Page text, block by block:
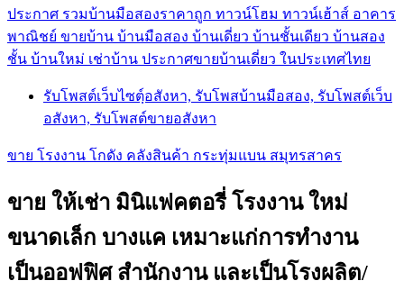
ประกาศ รวมบ้านมือสองราคาถูก ทาวน์โฮม ทาวน์เฮ้าส์ อาคาร
พาณิชย์ ขายบ้าน บ้านมือสอง บ้านเดี่ยว บ้านชั้นเดียว บ้านสอง
ชั้น บ้านใหม่ เช่าบ้าน ประกาศขายบ้านเดี่ยว ในประเทศไทย
รับโพสต์เว็บไซตฺ์อสังหา, รับโพสบ้านมือสอง, รับโพสต์เว็บ
อสังหา, รับโพสต์ขายอสังหา
ขาย โรงงาน โกดัง คลังสินค้า กระทุ่มแบน สมุทรสาคร
ขาย ให้เช่า มินิแฟคตอรี่ โรงงาน ใหม่
ขนาดเล็ก บางแค เหมาะแก่การทำงาน
เป็นออฟฟิศ สำนักงาน และเป็นโรงผลิต/